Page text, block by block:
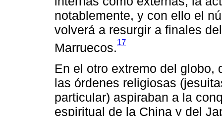
notablemente, y con ello el
volverá a resurgir a finales
Marruecos.17
En el otro extremo del globo,
las órdenes religiosas
particular) aspiraban a la
espiritual de la China y del